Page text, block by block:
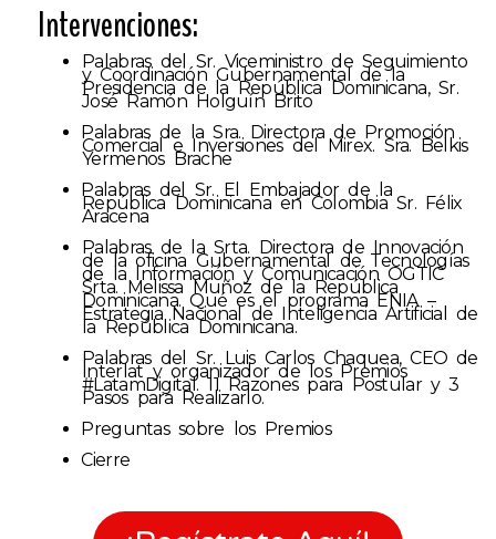
Intervenciones:
Palabras del Sr. Viceministro de Seguimiento
y Coordinación Gubernamental de la
Presidencia de la República Dominicana, Sr.
José Ramón Holguín Brito
⁠Palabras de la Sra. Directora de Promoción
Comercial e Inversiones del Mirex. Sra. Belkis
Yermenos Brache
⁠Palabras del Sr. El Embajador de la
República Dominicana en Colombia Sr. Félix
Aracena
Palabras de la Srta. Directora de Innovación
de la oficina Gubernamental de Tecnologías
de la lnformación y Comunicación OGTIC
Srta. Melissa Muñoz de la República
Dominicana.Qué es el programa ENIA –
Estrategia Nacional de Inteligencia Artificial de
la República Dominicana.
Palabras del Sr. Luis Carlos Chaquea, CEO de
Interlat y organizador de los Premios
#LatamDigital.11 Razones para Postular y 3
Pasos para Realizarlo.
⁠Preguntas sobre los Premios
⁠Cierre